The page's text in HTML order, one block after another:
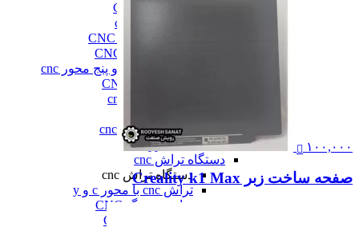
فرز سه، چهار و پنج محور cnc
فرز مینیاتوری cnc
همه فرز cnc
دستگاه تراش cnc
دستگاه تراش cnc
تراش cnc با محور c و y
تراش بورینگ CNC
۱۰۰,۰۰۰
صفحه ساخت زبر Creality k1 Max